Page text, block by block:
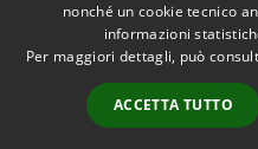
Accessibilità
nonché un cookie tecnico
informazioni
Per maggiori dettagli, può
ACCETTA TUTTO